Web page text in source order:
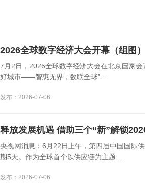
2026全球数字经济大会开幕（组图）
7月2日，2026全球数字经济大会在北京国家
好城市——智惠无界，数联全球”...
发布：2026-07-06
释放发展机遇 借助三个“新”解锁
央视网消息：6月22日上午，第四届中国国际
期5天。作为全球首个以供应链为主题...
发布：2026-07-06